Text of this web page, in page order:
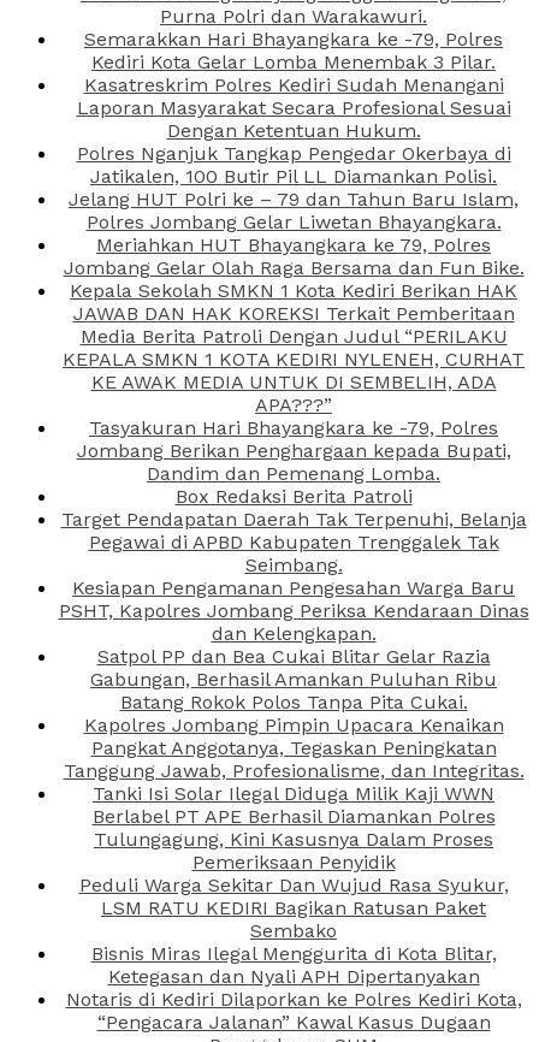
Purna Polri dan Warakawuri.
Semarakkan Hari Bhayangkara ke -79, Polres
Kediri Kota Gelar Lomba Menembak 3 Pilar.
Kasatreskrim Polres Kediri Sudah Menangani
Laporan Masyarakat Secara Profesional Sesuai
Dengan Ketentuan Hukum.
Polres Nganjuk Tangkap Pengedar Okerbaya di
Jatikalen, 100 Butir Pil LL Diamankan Polisi.
Jelang HUT Polri ke – 79 dan Tahun Baru Islam,
Polres Jombang Gelar Liwetan Bhayangkara.
Meriahkan HUT Bhayangkara ke 79, Polres
Jombang Gelar Olah Raga Bersama dan Fun Bike.
Kepala Sekolah SMKN 1 Kota Kediri Berikan HAK
JAWAB DAN HAK KOREKSI Terkait Pemberitaan
Media Berita Patroli Dengan Judul “PERILAKU
KEPALA SMKN 1 KOTA KEDIRI NYLENEH, CURHAT
KE AWAK MEDIA UNTUK DI SEMBELIH, ADA
APA???”
Tasyakuran Hari Bhayangkara ke -79, Polres
Jombang Berikan Penghargaan kepada Bupati,
Dandim dan Pemenang Lomba.
Box Redaksi Berita Patroli
Target Pendapatan Daerah Tak Terpenuhi, Belanja
Pegawai di APBD Kabupaten Trenggalek Tak
Seimbang.
Kesiapan Pengamanan Pengesahan Warga Baru
PSHT, Kapolres Jombang Periksa Kendaraan Dinas
dan Kelengkapan.
Satpol PP dan Bea Cukai Blitar Gelar Razia
Gabungan, Berhasil Amankan Puluhan Ribu
Batang Rokok Polos Tanpa Pita Cukai.
Kapolres Jombang Pimpin Upacara Kenaikan
Pangkat Anggotanya, Tegaskan Peningkatan
Tanggung Jawab, Profesionalisme, dan Integritas.
Tanki Isi Solar Ilegal Diduga Milik Kaji WWN
Berlabel PT APE Berhasil Diamankan Polres
Tulungagung, Kini Kasusnya Dalam Proses
Pemeriksaan Penyidik
Peduli Warga Sekitar Dan Wujud Rasa Syukur,
LSM RATU KEDIRI Bagikan Ratusan Paket
Sembako
Bisnis Miras Ilegal Menggurita di Kota Blitar,
Ketegasan dan Nyali APH Dipertanyakan
Notaris di Kediri Dilaporkan ke Polres Kediri Kota,
“Pengacara Jalanan” Kawal Kasus Dugaan